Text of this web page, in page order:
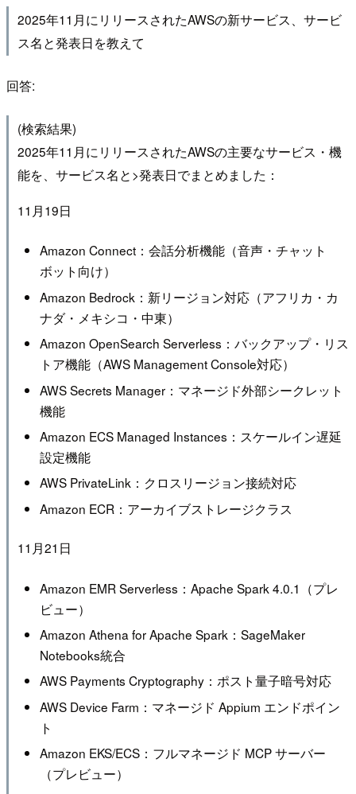
2025年11月にリリースされたAWSの新サービス、サービ
ス名と発表日を教えて
回答:
(検索結果)
2025年11月にリリースされたAWSの主要なサービス・機
能を、サービス名と>発表日でまとめました：
11月19日
Amazon Connect：会話分析機能（音声・チャット
ボット向け）
Amazon Bedrock：新リージョン対応（アフリカ・カ
ナダ・メキシコ・中東）
Amazon OpenSearch Serverless：バックアップ・リス
トア機能（AWS Management Console対応）
AWS Secrets Manager：マネージド外部シークレット
機能
Amazon ECS Managed Instances：スケールイン遅延
設定機能
AWS PrivateLink：クロスリージョン接続対応
Amazon ECR：アーカイブストレージクラス
11月21日
Amazon EMR Serverless：Apache Spark 4.0.1（プレ
ビュー）
Amazon Athena for Apache Spark：SageMaker
Notebooks統合
AWS Payments Cryptography：ポスト量子暗号対応
AWS Device Farm：マネージド Appium エンドポイン
ト
Amazon EKS/ECS：フルマネージド MCP サーバー
（プレビュー）